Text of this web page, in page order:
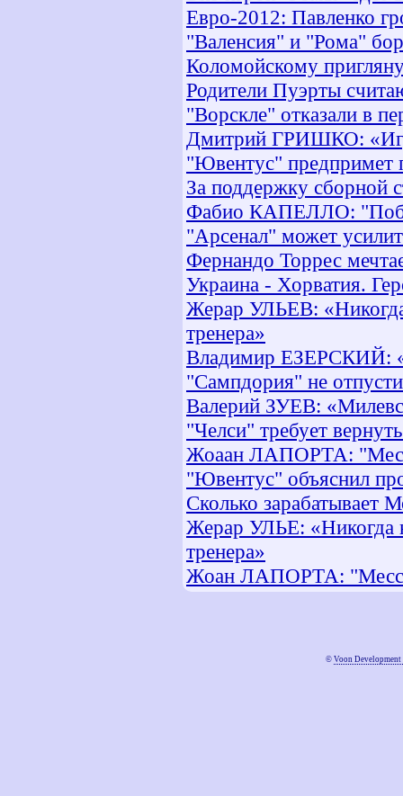
Евро-2012: Павленко
"Валенсия" и "Рома"
Коломойскому
Родители Пуэрты
"Ворскле" отказали в
Дмитрий ГРИШКО: «Игра
"Ювентус" предпримет
За поддержку сборной
Фабио КАПЕЛЛО:
"Арсенал" может
Фернандо Торрес
Украина - Хорватия.
Жерар УЛЬЕВ: «Никогда
тренера»
Владимир ЕЗЕРСКИЙ:
"Сампдория" не
Валерий ЗУЕВ:
"Челси" требует
Жоаан ЛАПОРТА:
"Ювентус" объяснил
Сколько зарабатывает
Жерар УЛЬЕ: «Никогда
тренера»
Жоан ЛАПОРТА: "Месси
© Voon Development